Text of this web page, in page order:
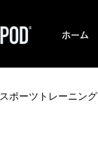
ホーム
スポーツトレーニング